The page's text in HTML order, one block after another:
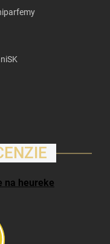
na heureke